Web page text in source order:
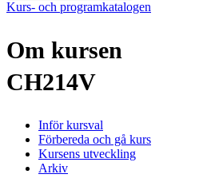
Kurs- och programkatalogen
Om kursen
CH214V
Inför kursval
Förbereda och gå kurs
Kursens utveckling
Arkiv